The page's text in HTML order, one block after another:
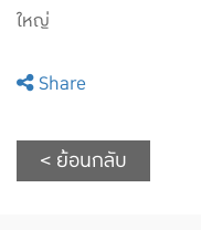
ใหญ่
Share
< ย้อนกลับ